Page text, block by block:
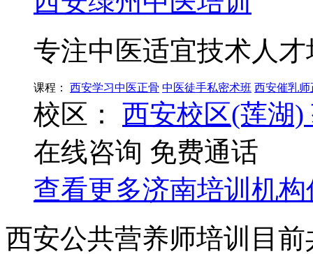
专注中医适宜技术人
课程： 西安学习中医正骨 中医徒手私密术班 西安催乳师
校区： 西安校区(莲湖)
在线咨询 免费通话
查看更多济南培训机构
西安公共营养师培训目